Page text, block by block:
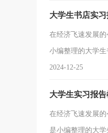
大学生书店实习
在经济飞速发展
小编整理的大学
对这份实习满怀
2024-12-25
大学生实习报
在经济飞速发展
是小编整理的大